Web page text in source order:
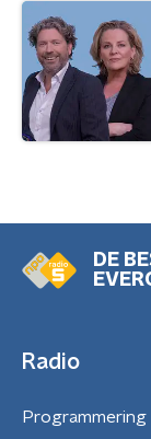
DE
Radio
Programmering